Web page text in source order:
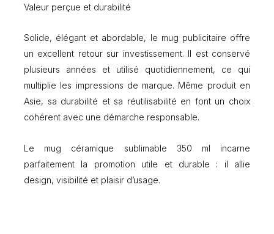
Valeur perçue et durabilité
Solide, élégant et abordable, le mug publicitaire offre
un excellent retour sur investissement. Il est conservé
plusieurs années et utilisé quotidiennement, ce qui
multiplie les impressions de marque. Même produit en
Asie, sa durabilité et sa réutilisabilité en font un choix
cohérent avec une démarche responsable.
Le mug céramique sublimable 350 ml incarne
parfaitement la promotion utile et durable : il allie
design, visibilité et plaisir d’usage.